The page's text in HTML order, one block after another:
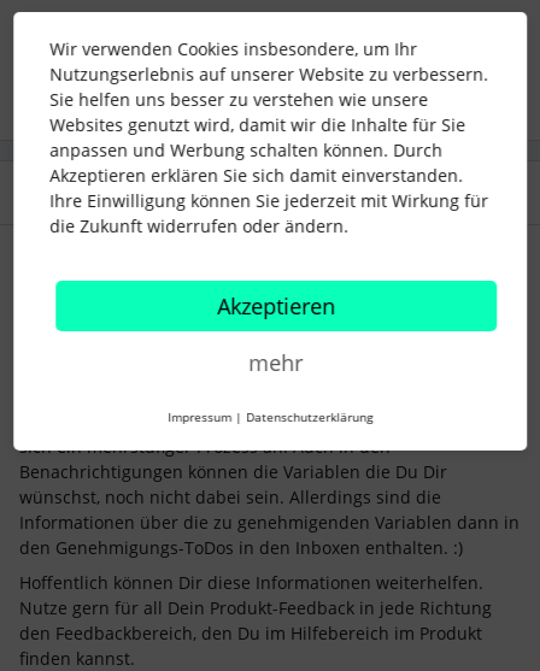
Genehmigung workflow
2 Antworten Älteste zuerst
müssen beide genehmigen, es ist aber egal ob erst A oder
abbildbar. Wenn beide Parteien genehmigen müssen, bietet
sich ein mehrstufiger Prozess an. Auch in den
Benachrichtigungen können die Variablen die Du Dir
wünschst, noch nicht dabei sein. Allerdings sind die
Informationen über die zu genehmigenden Variablen dann in
den Genehmigungs-ToDos in den Inboxen enthalten. :)
Hoffentlich können Dir diese Informationen weiterhelfen.
Nutze gern für all Dein Produkt-Feedback in jede Richtung
den Feedbackbereich, den Du im Hilfebereich im Produkt
finden kannst.
Wir verwenden Cookies insbesondere, um Ihr
Nutzungserlebnis auf unserer Website zu verbessern.
Sie helfen uns besser zu verstehen wie unsere
Websites genutzt wird, damit wir die Inhalte für Sie
anpassen und Werbung schalten können. Durch
Akzeptieren erklären Sie sich damit einverstanden.
Ihre Einwilligung können Sie jederzeit mit Wirkung für
die Zukunft widerrufen oder ändern.
Akzeptieren
mehr
Impressum | Datenschutzerklärung